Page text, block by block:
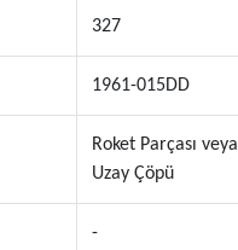
327
1961-015DD
Roket Parçası veya
Uzay Çöpü
-